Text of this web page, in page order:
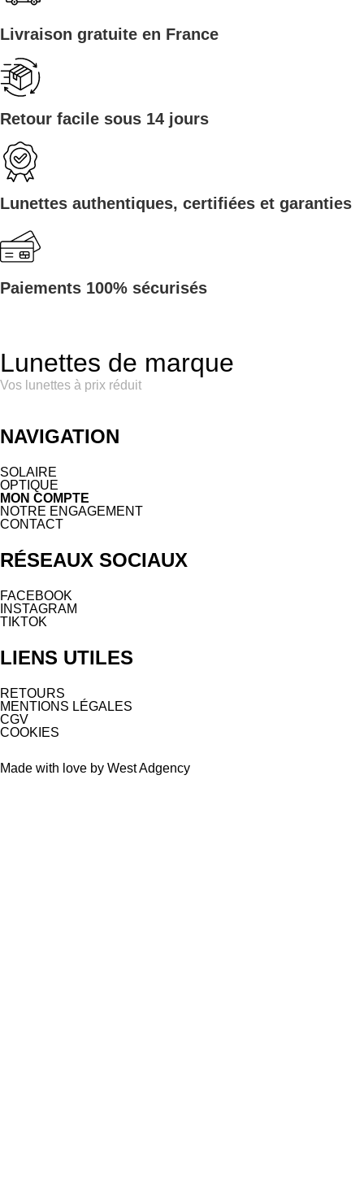
Livraison gratuite en France
Retour facile sous 14 jours
Lunettes authentiques, certifiées et garanties
Paiements 100% sécurisés
Lunettes de marque
Vos lunettes à prix réduit
NAVIGATION
SOLAIRE
OPTIQUE
MON COMPTE
NOTRE ENGAGEMENT
CONTACT
RÉSEAUX SOCIAUX
FACEBOOK
INSTAGRAM
TIKTOK
LIENS UTILES
RETOURS
MENTIONS LÉGALES
CGV
COOKIES
Made with love by West Adgency